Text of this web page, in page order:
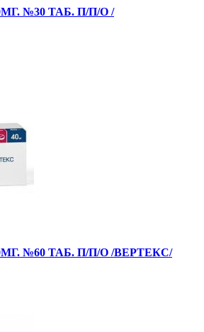
№30 ТАБ. П/П/О /
№60 ТАБ. П/П/О /ВЕРТЕКС/